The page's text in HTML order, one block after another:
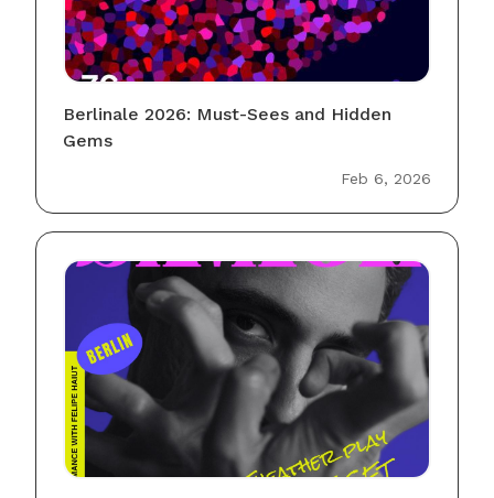
Berlinale 2026: Must-Sees and Hidden
Gems
Feb 6, 2026